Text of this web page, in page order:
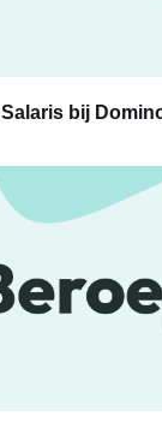
Salaris bij